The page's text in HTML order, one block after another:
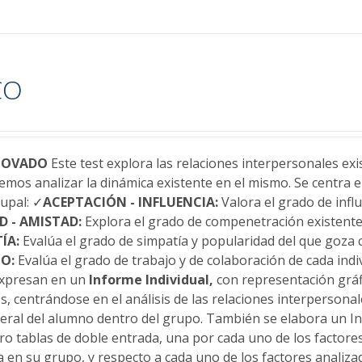
Este test explora las relaciones interpersonales
analizar la dinámica existente en el mismo. Se centra
✓ACEPTACIÓN - INFLUENCIA:Valora el grado de
- AMISTAD: Explora el grado de compenetración
Evalúa el grado de simpatía y popularidad del que
Evalúa el grado de trabajo y de colaboración de cada
en un Informe Individual, con representación
centrándose en el análisis de las relaciones
del alumno dentro del grupo. También se elabora un
tablas de doble entrada, una por cada uno de los
en su grupo, y respecto a cada uno de los factores